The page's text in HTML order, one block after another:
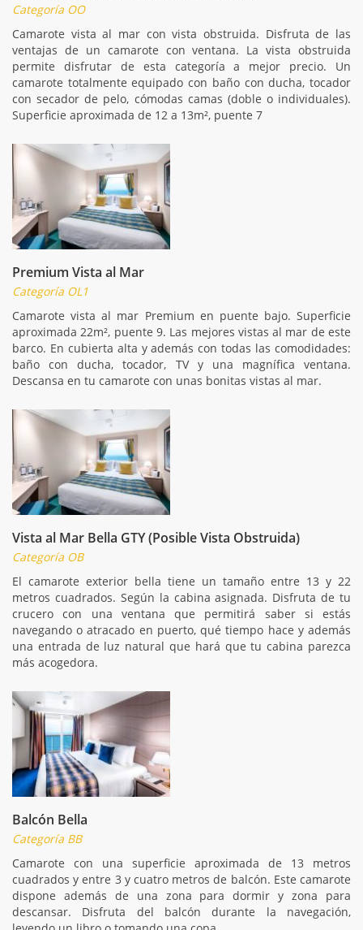
Categoría OO
Camarote vista al mar con vista obstruida. Disfruta de las
ventajas de un camarote con ventana. La vista obstruida
permite disfrutar de esta categoría a mejor precio. Un
camarote totalmente equipado con baño con ducha, tocador
con secador de pelo, cómodas camas (doble o individuales).
Superficie aproximada de 12 a 13m², puente 7
Premium Vista al Mar
Categoría OL1
Camarote vista al mar Premium en puente bajo. Superficie
aproximada 22m², puente 9. Las mejores vistas al mar de este
barco. En cubierta alta y además con todas las comodidades:
baño con ducha, tocador, TV y una magnífica ventana.
Descansa en tu camarote con unas bonitas vistas al mar.
Vista al Mar Bella GTY (Posible Vista Obstruida)
Categoría OB
El camarote exterior bella tiene un tamaño entre 13 y 22
metros cuadrados. Según la cabina asignada. Disfruta de tu
crucero con una ventana que permitirá saber si estás
navegando o atracado en puerto, qué tiempo hace y además
una entrada de luz natural que hará que tu cabina parezca
más acogedora.
Balcón Bella
Categoría BB
Camarote con una superficie aproximada de 13 metros
cuadrados y entre 3 y cuatro metros de balcón. Este camarote
dispone además de una zona para dormir y zona para
descansar. Disfruta del balcón durante la navegación,